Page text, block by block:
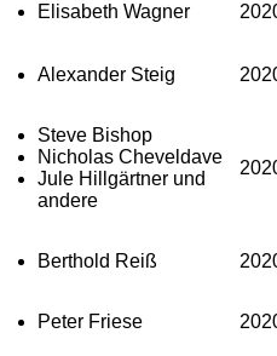
Elisabeth Wagner
Alexander Steig
Steve Bishop
Nicholas Cheveldave
Jule Hillgärtner und
andere
Berthold Reiß
Peter Friese